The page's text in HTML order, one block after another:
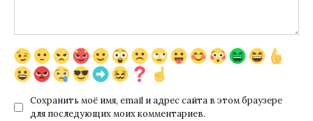
Сохранить моё имя, email и адрес сайта в этом браузере
для последующих моих комментариев.